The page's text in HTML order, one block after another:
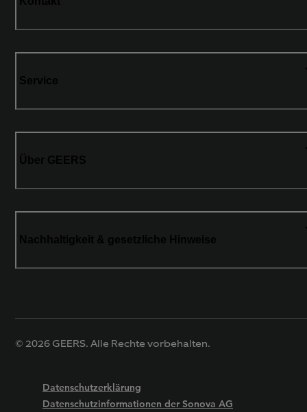
© 2026 GEERS. Alle Rechte vorbehalten.
Datenschutzerklärung
Datenschutzinformationen der Sonova AG